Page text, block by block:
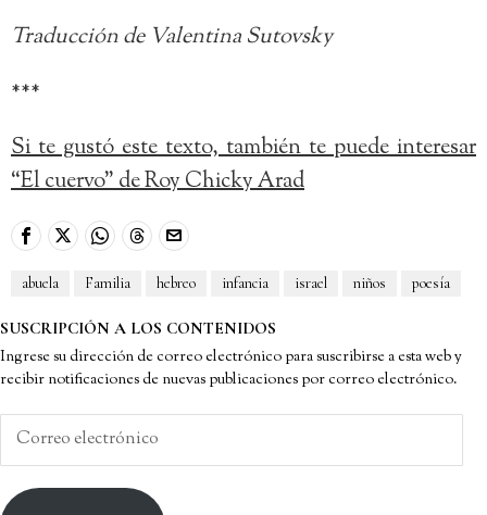
Traducción de Valentina Sutovsky
***
Si te gustó este texto, también te puede interesar
“El cuervo” de Roy Chicky Arad
abuela Familia hebreo infancia israel niños poesía
SUSCRIPCIÓN A LOS CONTENIDOS
Ingrese su dirección de correo electrónico para suscribirse a esta web y
recibir notificaciones de nuevas publicaciones por correo electrónico.
electrónico